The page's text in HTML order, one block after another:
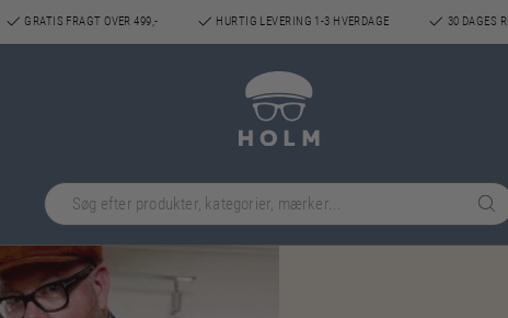
GRATIS FRAGT OVER 499,- HURTIG LEVERING 1-3 HVERDAGE 30 DAGES